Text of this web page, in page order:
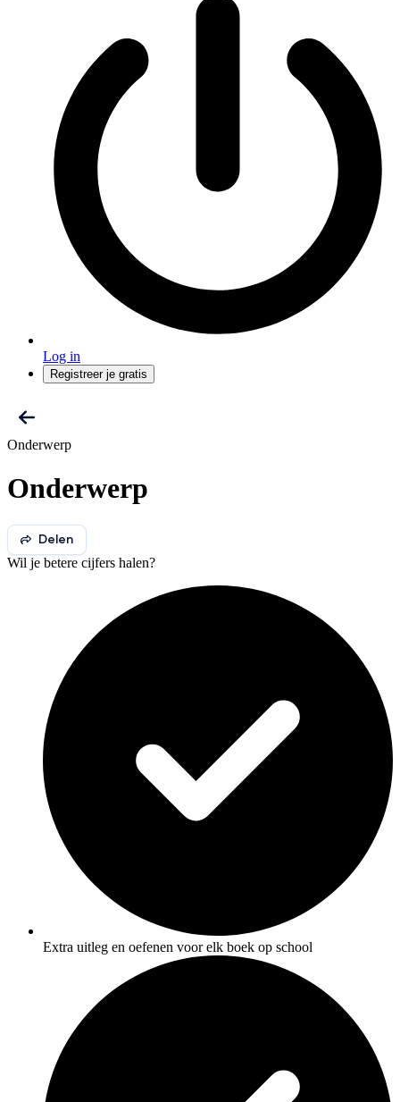
Log in
Registreer je gratis
Onderwerp
Onderwerp
Delen
Wil je betere cijfers halen?
Extra uitleg en oefenen voor elk boek op school